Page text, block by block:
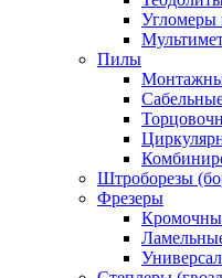
Угломеры
Пилы
Штроборезы
Фрезеры